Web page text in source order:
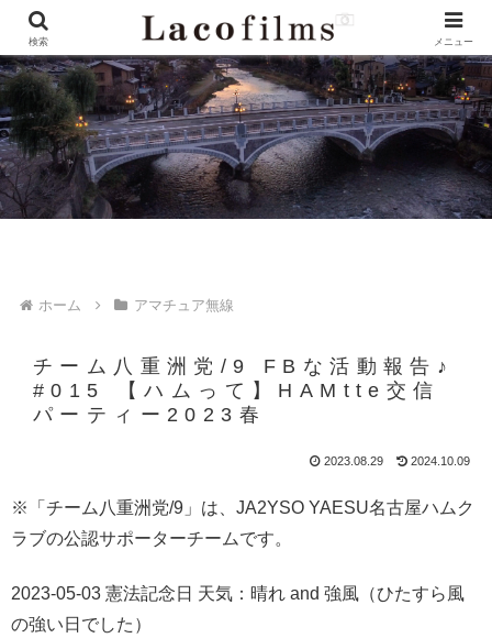
ホーム アマチュア無線
チーム八重洲党/9 FBな活動報告♪
#015 【ハムって】HAMtte交信
パーティー2023春
2023.08.29 2024.10.09
※「チーム八重洲党/9」は、JA2YSO YAESU名古屋ハムク
ラブの公認サポーターチームです。
2023-05-03 憲法記念日 天気：晴れ and 強風（ひたすら風
の強い日でした）
検索 メニュー